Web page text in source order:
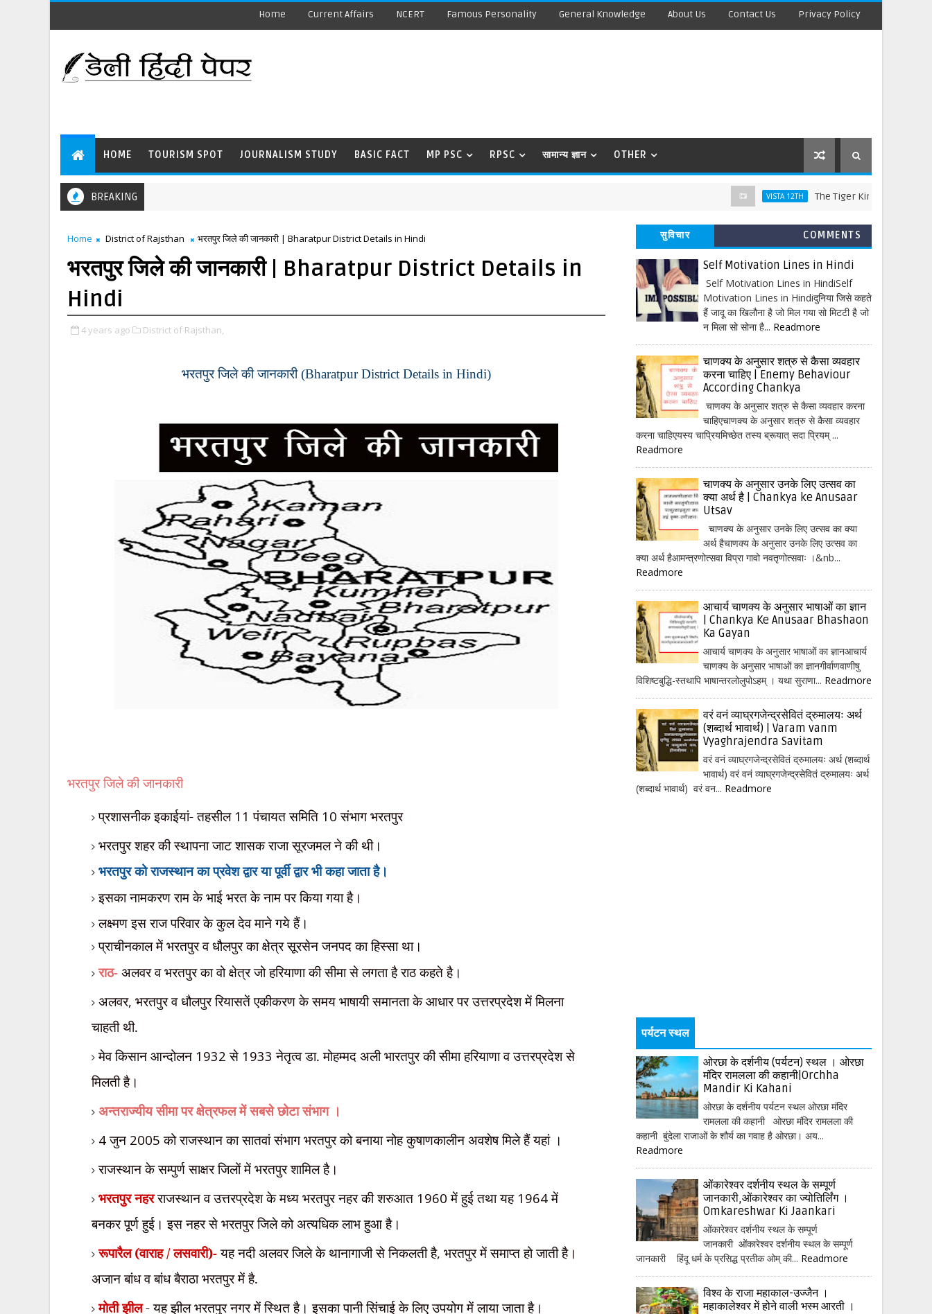
Home Current Affairs NCERT Famous Personality General Knowledge About Us Contact Us Privacy Policy
HOME TOURISM SPOT JOURNALISM STUDY BASIC FACT MP PSC RPSC सामान्य ज्ञान OTHER
BREAKING VISTA 12TH The Tiger King Words Meaning
Home District of Rajsthan भरतपुर जिले की जानकारी | Bharatpur District Details in Hindi
भरतपुर जिले की जानकारी | Bharatpur District Details in
Hindi
4 years ago District of Rajsthan,
भरतपुर जिले की जानकारी (Bharatpur District Details in Hindi)
भरतपुर जिले की जानकारी
प्रशासनीक इकाईयां-तहसील 11 पंचायत समिति 10 संभाग भरतपुर
भरतपुर शहर की स्थापना जाट शासक राजासूरजमल ने की थी।
भरतपुर को राजस्थान का प्रवेश द्वार या पूर्वी द्वार भी कहा जाता है।
इसका नामकरण राम के भाई भरत के नाम पर कियागया है।
लक्ष्मण इस राज परिवार के कुल देव माने गये हैं।
प्राचीनकाल में भरतपुर व धौलपुर का क्षेत्रसूरसेन जनपद का हिस्सा था।
राठ- अलवर व भरतपुर का वो क्षेत्र जो हरियाणा की सीमा से लगता है राठ कहते है।
अलवर, भरतपुर व धौलपुर रियासतें एकीकरण के समय भाषायी समानता के आधार पर उत्तरप्रदेश में मिलना
चाहती थी.
मेव किसान आन्दोलन 1932 से 1933 नेतृत्व डा. मोहम्मद अली भारतपुर की सीमा हरियाणा व उत्तरप्रदेश से
मिलती है।
अन्तराज्यीय सीमा पर क्षेत्रफल में सबसे छोटा संभाग ।
4जुन 2005 को राजस्थान का सातवां संभाग भरतपुर को बनाया नोह कुषाणकालीन अवशेष मिले हैं यहां ।
राजस्थान के सम्पुर्ण साक्षर जिलों में भरतपुर शामिल है।
भरतपुर नहरराजस्थान व उत्तरप्रदेश के मध्य भरतपुर नहर की शरुआत 1960 में हुई तथा यह 1964में
बनकर पूर्ण हुई। इस नहर से भरतपुर जिले को अत्यधिक लाभ हुआ है।
रूपारैल (वाराह / लसवारी)-यह नदी अलवर जिले के थानागाजी से निकलती है, भरतपुर में समाप्त हो जाती है।
अजानबांध व बांध बैराठा भरतपुर में है.
मोती झील- यह झील भरतपुर नगर में स्थित है। इसका पानी सिंचाई के लिए उपयोग में लाया जाता है।
सुविचार COMMENTS
Self Motivation Lines in Hindi
Self Motivation Lines in HindiSelf
Motivation Lines in Hindiदुनिया जिसे कहते
हैं जादू का खिलौना है जो मिल गया सो मिटटी है जो
न मिला सो सोना है... Readmore
चाणक्य के अनुसार शत्रु से कैसा व्यवहार
करना चाहिए | Enemy Behaviour
According Chankya
चाणक्य के अनुसार शत्रु से कैसा व्यवहार करना
चाहिएचाणक्य के अनुसार शत्रु से कैसा व्यवहार
करना चाहिएयस्य चाप्रियमिच्छेत तस्य ब्रूयात् सदा प्रियम् ...
Readmore
चाणक्य के अनुसार उनके लिए उत्सव का
क्या अर्थ है | Chankya ke Anusaar
Utsav
चाणक्य के अनुसार उनके लिए उत्सव का क्या
अर्थ हैचाणक्य के अनुसार उनके लिए उत्सव का
क्या अर्थ हैआमन्त्रणोत्सवा विप्रा गावो नवतृणोत्सवाः ।&nb...
Readmore
आचार्य चाणक्य के अनुसार भाषाओं का ज्ञान
| Chankya Ke Anusaar Bhashaon
Ka Gayan
आचार्य चाणक्य के अनुसार भाषाओं का ज्ञानआचार्य
चाणक्य के अनुसार भाषाओं का ज्ञानगीर्वाणवाणीषु
विशिष्टबुद्धि-स्तथापि भाषान्तरलोलुपोऽहम् । यथा सुराणा... Readmore
वरं वनं व्याघ्रगजेन्द्रसेवितं द्रुमालयः अर्थ
(शब्दार्थ भावार्थ) | Varam vanm
Vyaghrajendra Savitam
वरं वनं व्याघ्रगजेन्द्रसेवितं द्रुमालयः अर्थ (शब्दार्थ
भावार्थ) वरं वनं व्याघ्रगजेन्द्रसेवितं द्रुमालयः अर्थ
(शब्दार्थ भावार्थ) वरं वन... Readmore
पर्यटन स्थल
ओरछा के दर्शनीय (पर्यटन) स्थल । ओरछा
मंदिर रामलला की कहानी|Orchha
Mandir Ki Kahani
ओरछा के दर्शनीय पर्यटन स्थल ओरछा मंदिर
रामलला की कहानी ओरछा मंदिर रामलला की
कहानी बुंदेला राजाओं के शौर्य का गवाह है ओरछा। अय...
Readmore
ओंकारेश्वर दर्शनीय स्थल के सम्पूर्ण
जानकारी,ओंकारेश्वर का ज्योतिर्लिंग ।
Omkareshwar Ki Jaankari
ओंकारेश्वर दर्शनीय स्थल के सम्पूर्ण
जानकारी ओंकारेश्वर दर्शनीय स्थल के सम्पूर्ण
जानकारी हिंदू धर्म के प्रसिद्ध प्रतीक ओम् की... Readmore
विश्व के राजा महाकाल-उज्जैन ।
महाकालेश्वर में होने वाली भस्म आरती ।